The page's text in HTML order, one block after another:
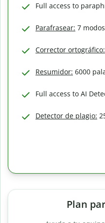
Full access to
Parafrasear: 7
Corrector ortográfico:
Resumidor: 6000
Full access to AI
Detector de plagio:
Plan